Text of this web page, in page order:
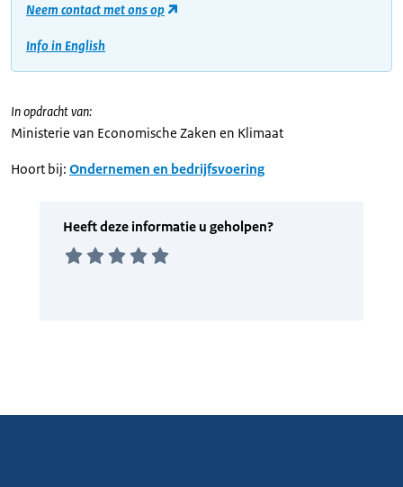
Neem contact met ons op
Info in English
In opdracht van:
Ministerie van Economische Zaken en Klimaat
Hoort bij: Ondernemen en bedrijfsvoering